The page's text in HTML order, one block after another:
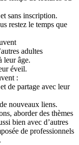
sans inscription.
restez le temps que
adultes
leur âge.
éveil.
:
de partage avec leur
nouveaux liens.
aborder des thèmes
bien avec d’autres
de professionnels